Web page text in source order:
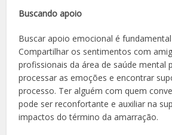
Buscando apoio
Buscar apoio emocional é
Compartilhar os sentimentos com
profissionais da área de saúde mental
processar as emoções e encontrar
processo. Ter alguém com quem
pode ser reconfortante e auxiliar na
impactos do término da amarração.